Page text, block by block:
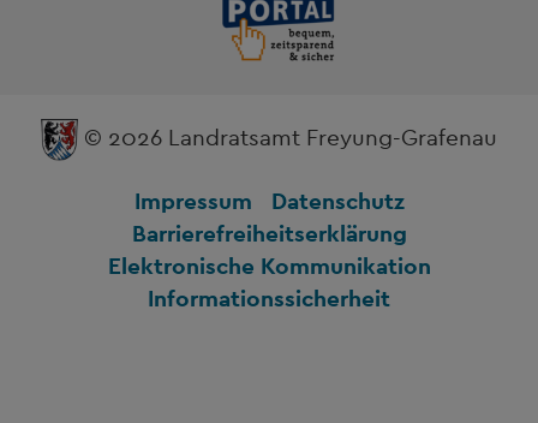
© 2026 Landratsamt Freyung-Grafenau
Impressum
Datenschutz
Barrierefreiheitserklärung
Elektronische Kommunikation
Informationssicherheit